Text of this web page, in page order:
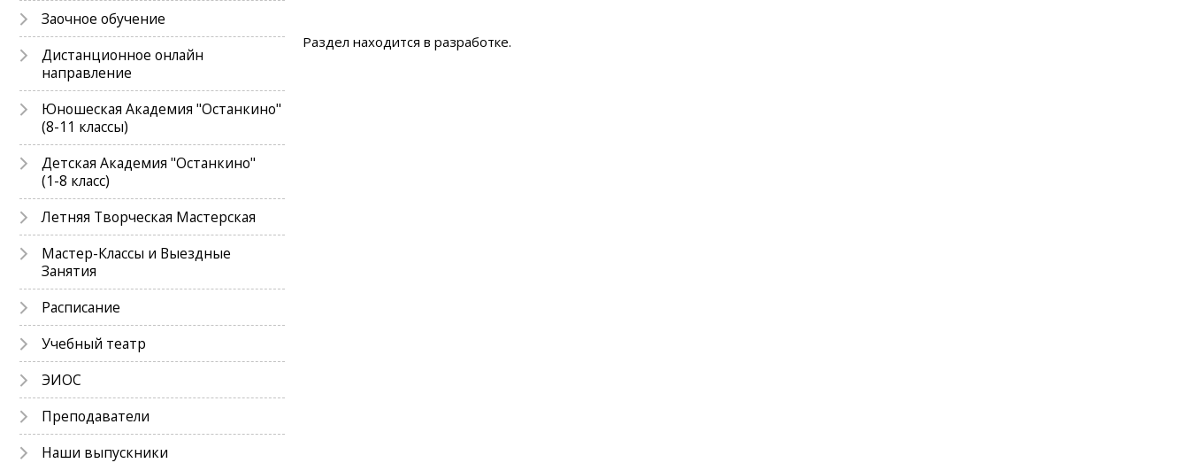
Раздел находится в разработке.
Заочное обучение
Дистанционное онлайн
направление
Юношеская Академия "Останкино"
(8-11 классы)
Детская Академия "Останкино"
(1-8 класс)
Летняя Творческая Мастерская
Мастер-Классы и Выездные
Занятия
Расписание
Учебный театр
ЭИОС
Преподаватели
Наши выпускники